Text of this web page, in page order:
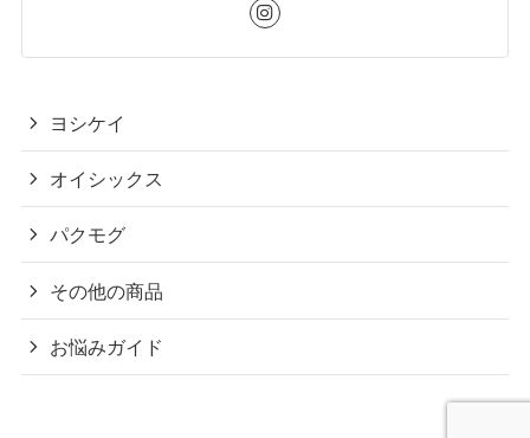
ヨシケイ
オイシックス
パクモグ
その他の商品
お悩みガイド